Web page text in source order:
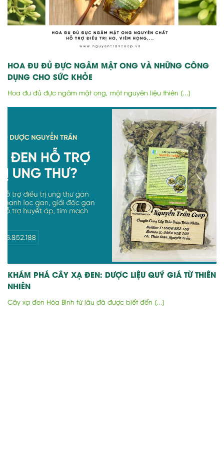
HOA ĐU ĐỦ ĐỰC NGÂM MẬT ONG VÀ NHỮNG CÔNG
DỤNG CHO SỨC KHỎE
Hoa đu đủ đực ngâm mật ong, một nguyên liệu thiên [...]
KHÁM PHÁ CÂY XẠ ĐEN: DƯỢC LIỆU QUÝ GIÁ TỪ THIÊN
NHIÊN
Cây xạ đen Hòa Bình từ lâu đã được biết đến [...]